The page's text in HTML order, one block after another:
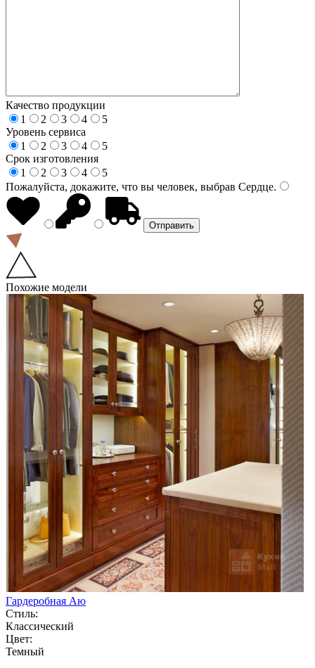
Качество продукции
1
2 3 4
5
Уровень сервиса
1
2 3 4
5
Срок изготовления
1
2 3 4
5
Пожалуйста, докажите, что вы человек, выбрав Сердце.
Похожие модели
Гардеробная Аю
Стиль:
Классический
Цвет:
Темный